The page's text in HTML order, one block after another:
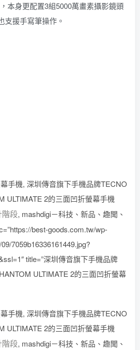
本身更配置3組5000萬畫素攝影鏡頭
支援手寫筆操作。
手機, 深圳傳音旗下手機品牌TECNO
ULTIMATE 2的三面凹折螢幕手機
段, mashdigi－科技、新品、趣聞、
best-goods.com.tw/wp-
7059b16336161449.jpg?
title=”深圳傳音旗下手機品牌
ULTIMATE 2的三面凹折螢幕
手機, 深圳傳音旗下手機品牌TECNO
ULTIMATE 2的三面凹折螢幕手機
段, mashdigi－科技、新品、趣聞、